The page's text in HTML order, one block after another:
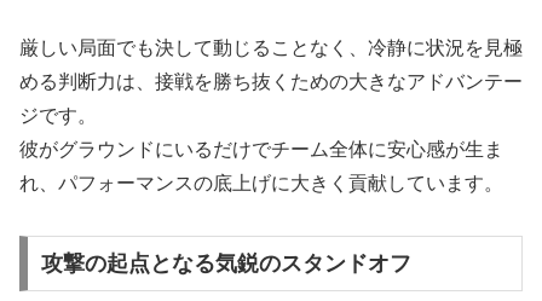
厳しい局面でも決して動じることなく、冷静に状況を見極
める判断力は、接戦を勝ち抜くための大きなアドバンテー
ジです。
彼がグラウンドにいるだけでチーム全体に安心感が生ま
れ、パフォーマンスの底上げに大きく貢献しています。
攻撃の起点となる気鋭のスタンドオフ